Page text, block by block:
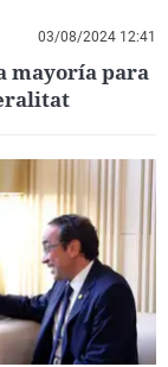
03/08/2024 12:41
mayoría para